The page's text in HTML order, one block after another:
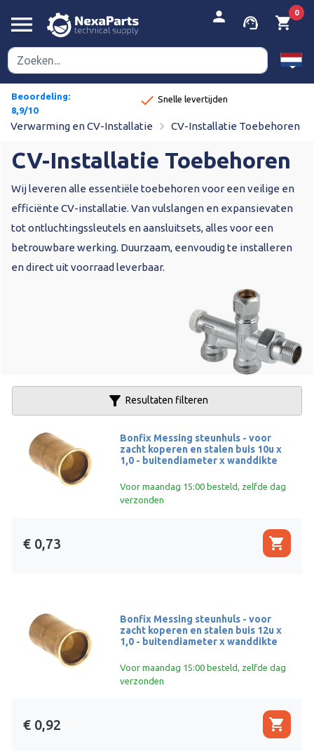
menu person support_agent shopping_cart
0
Beoordeling:
8,9/10
done Snelle levertijden
Verwarming en CV-Installatie navigate_next CV-Installatie Toebehoren
CV-Installatie Toebehoren
Wij leveren alle essentiële toebehoren voor een veilige en
efficiënte CV-installatie. Van vulslangen en expansievaten
tot ontluchtingssleutels en aansluitsets, alles voor een
betrouwbare werking. Duurzaam, eenvoudig te installeren
en direct uit voorraad leverbaar.
filter_alt Resultaten filteren
Bonfix Messing steunhuls - voor
zacht koperen en stalen buis 10u x
1,0 - buitendiameter x wanddikte
Voor maandag 15:00 besteld, zelfde dag
verzonden
€ 0,73 shopping_cart
Bonfix Messing steunhuls - voor
zacht koperen en stalen buis 12u x
1,0 - buitendiameter x wanddikte
Voor maandag 15:00 besteld, zelfde dag
verzonden
€ 0,92 shopping_cart